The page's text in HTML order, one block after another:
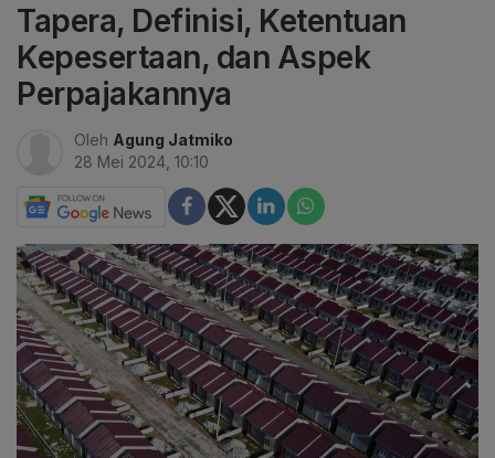
Tapera, Definisi, Ketentuan
Kepesertaan, dan Aspek
Perpajakannya
Oleh Agung Jatmiko
28 Mei 2024, 10:10